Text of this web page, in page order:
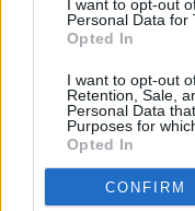
I want to opt-out
Personal Data for
Opted In
I want to opt-out
Retention, Sale,
Personal Data
Purposes for
Opted In
CONFIRM
Es un lugar
Poca
Es seguro
LGBTQ+
Hay una
Hay lugares y
Hay lugares